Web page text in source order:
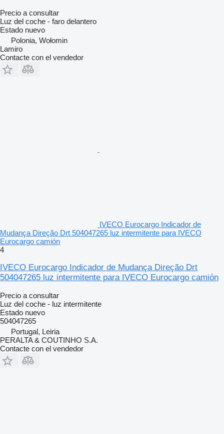
Precio a consultar
Luz del coche - faro delantero
Estado nuevo
Polonia, Wołomin
Lamiro
Contacte con el vendedor
IVECO Eurocargo Indicador de
Mudança Direção Drt 504047265 luz intermitente para IVECO
Eurocargo camión
4
IVECO Eurocargo Indicador de Mudança Direção Drt
504047265 luz intermitente para IVECO Eurocargo camión
Precio a consultar
Luz del coche - luz intermitente
Estado nuevo
504047265
Portugal, Leiria
PERALTA & COUTINHO S.A.
Contacte con el vendedor